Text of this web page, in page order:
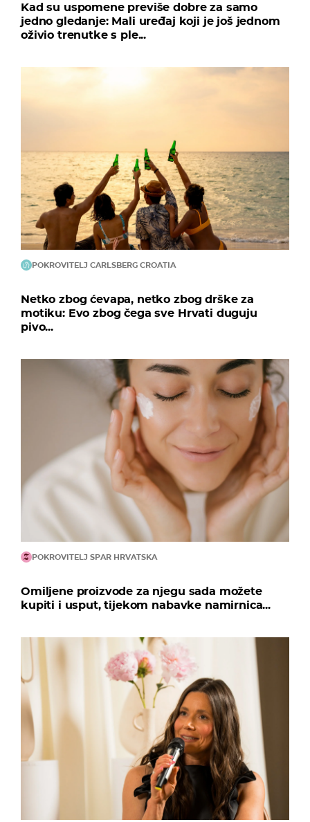
Kad su uspomene previše dobre za samo
jedno gledanje: Mali uređaj koji je još jednom
oživio trenutke s ple...
POKROVITELJ CARLSBERG CROATIA
Netko zbog ćevapa, netko zbog drške za
motiku: Evo zbog čega sve Hrvati duguju
pivo...
POKROVITELJ SPAR HRVATSKA
Omiljene proizvode za njegu sada možete
kupiti i usput, tijekom nabavke namirnica...